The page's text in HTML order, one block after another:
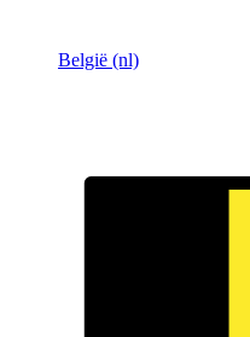
België (nl)